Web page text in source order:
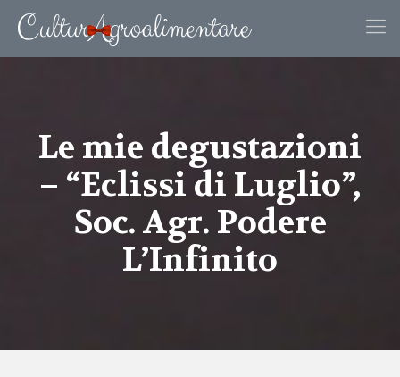
Le mie degustazioni
– “Eclissi di Luglio”,
Soc. Agr. Podere
L’Infinito